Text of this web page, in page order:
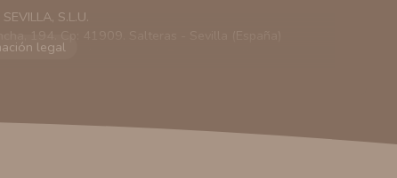
S.L.U.
información comercial (Puede consultar como
la cancelación de comunicaciones comerciales